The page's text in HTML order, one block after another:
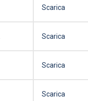
Scarica
Scarica
Scarica
Scarica